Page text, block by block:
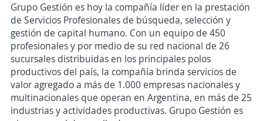
Grupo Gestión es hoy la compañía líder en la prestación
de Servicios Profesionales de búsqueda, selección y
gestión de capital humano. Con un equipo de 450
profesionales y por medio de su red nacional de 26
sucursales distribuidas en los principales polos
productivos del país, la compañía brinda servicios de
valor agregado a más de 1.000 empresas nacionales y
multinacionales que operan en Argentina, en más de 25
industrias y actividades productivas. Grupo Gestión es